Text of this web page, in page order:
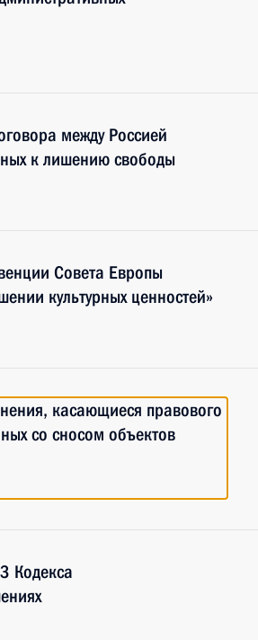
между Россией
к лишению свободы
Совета Европы
культурных ценностей»
касающиеся правового
со сносом объектов
Кодекса